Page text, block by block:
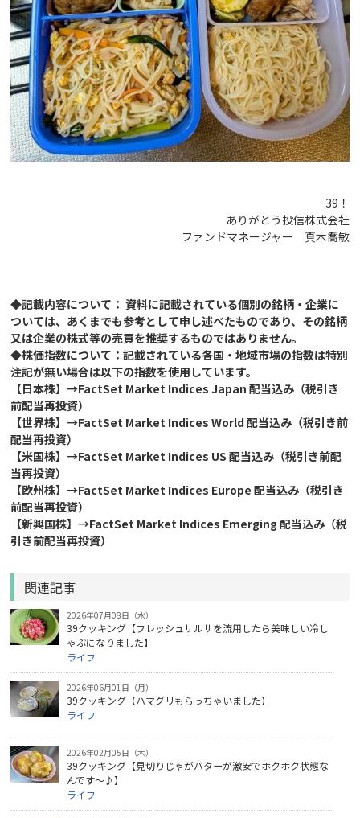
39！
ありがとう投信株式会社
ファンドマネージャー 真木喬敏
◆記載内容について： 資料に記載されている個別の銘柄・企業に
ついては、あくまでも参考として申し述べたものであり、その銘柄
又は企業の株式等の売買を推奨するものではありません。
◆株価指数について：記載されている各国・地域市場の指数は特別
注記が無い場合は以下の指数を使用しています。
【日本株】→FactSet Market Indices Japan 配当込み（税引き
前配当再投資）
【世界株】→FactSet Market Indices World 配当込み（税引き前
配当再投資）
【米国株】→FactSet Market Indices US 配当込み（税引き前配
当再投資）
【欧州株】→FactSet Market Indices Europe 配当込み（税引き
前配当再投資）
【新興国株】→FactSet Market Indices Emerging 配当込み（税
引き前配当再投資）
関連記事
2026年07月08日（水）
39クッキング【フレッシュサルサを流用したら美味しい冷し
ゃぶになりました】
ライフ
2026年06月01日（月）
39クッキング【ハマグリもらっちゃいました】
ライフ
2026年02月05日（木）
39クッキング【見切りじゃがバターが激安でホクホク状態な
んです～♪】
ライフ